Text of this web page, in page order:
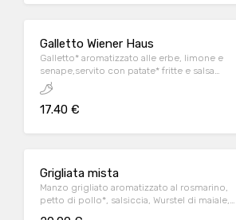
Galletto Wiener Haus
Galletto* aromatizzato alle erbe, limone e
senape,servito con patate* fritte e salsa
Wiener
17.40 €
Grigliata mista
Manzo grigliato aromatizzato al rosmarino,
petto di pollo*, salsiccia, Wurstel di maiale,